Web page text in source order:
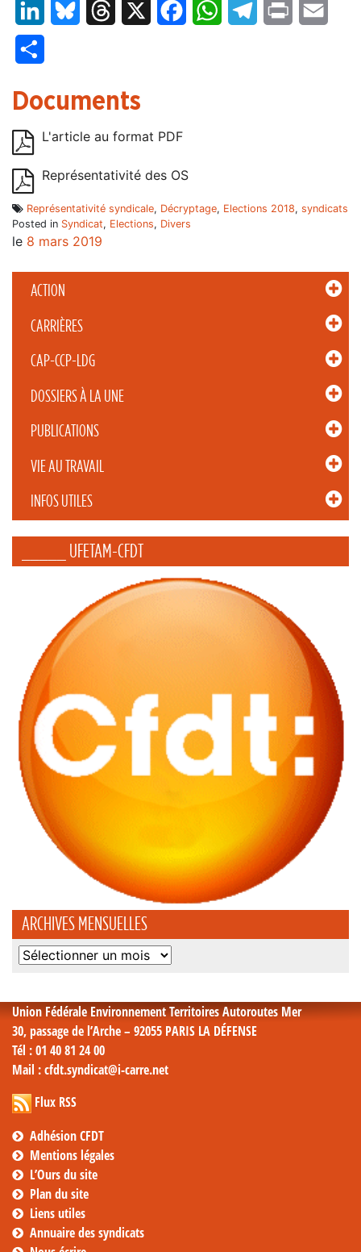
ACTION
CARRIÈRES
CAP-CCP-LDG
DOSSIERS À LA UNE
PUBLICATIONS
VIE AU TRAVAIL
INFOS UTILES
_____ UFETAM-CFDT
ARCHIVES MENSUELLES
Archives
LinkedInBluesky Threads FacebookWhatsAppTelegram
Print
Documents
L'article au format PDF
Représentativité des OS
Représentativité syndicale, Décryptage, Elections 2018, syndicats
Posted in Syndicat, Elections, Divers
le 8 mars 2019
Union Fédérale Environnement Territoires Autoroutes Mer
30, passage de l’Arche – 92055 PARIS LA DÉFENSE
Tél : 01 40 81 24 00
Mail : cfdt.syndicat@i-carre.net
Flux RSS
Adhésion CFDT
Mentions légales
L’Ours du site
Plan du site
Liens utiles
Annuaire des syndicats